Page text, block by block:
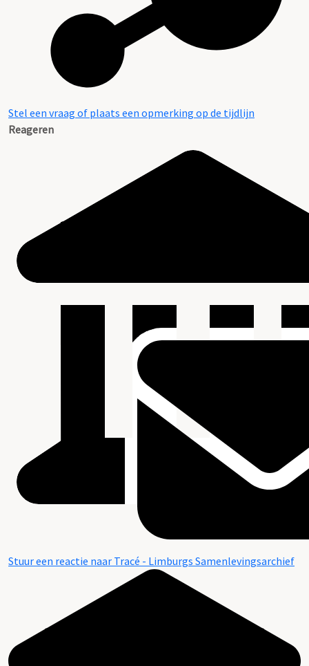
Stel een vraag of plaats een opmerking op de tijdlijn
Reageren
Stuur een reactie naar Tracé - Limburgs Samenlevingsarchief